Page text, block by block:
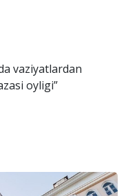
vaziyatlardan
oyligi”